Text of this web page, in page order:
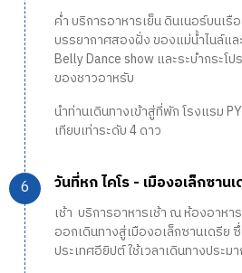
ค่ำ บริการอาหารเย็น ดินเนอร์บนเ
บรรยากาศสองฝั่ง ของแม่น้ำไนล์แ
Belly Dance show และระบำกระโ
ของชาวอาหรับ
นำท่านเดินทางเข้าสู่ที่พัก โรงแรม
เทียบเท่าระดับ 4 ดาว
วันที่หก ไคโร - เมืองอเล็กซานเ
เช้า บริการอาหารเช้า ณ ห้องอาหา
ออกเดินทางสู่เมืองอเล็กซานเดรีย
ประเทศอียิปต์ ใช้เวลาเดินทางประม